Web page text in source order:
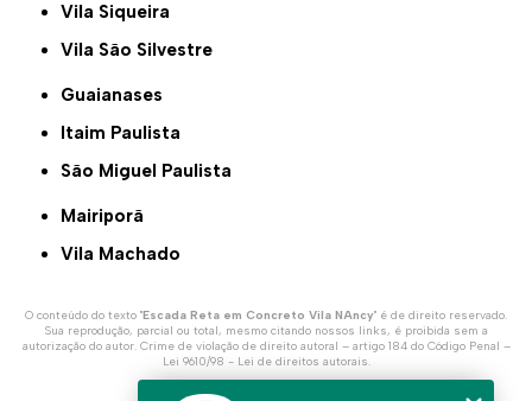
Vila Siqueira
Vila São Silvestre
Guaianases
Itaim Paulista
São Miguel Paulista
Mairiporã
Vila Machado
O conteúdo do texto "Escada Reta em Concreto Vila NAncy" é de direito reservado.
Sua reprodução, parcial ou total, mesmo citando nossos links, é proibida sem a
autorização do autor. Crime de violação de direito autoral – artigo 184 do Código Penal –
Lei 9610/98 - Lei de direitos autorais.